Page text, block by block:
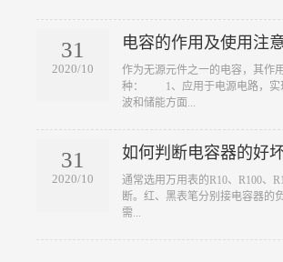
31
2020/10
电容的作用及使用注
作为无源元件之一的电容，其作
种： 1、应用于电源电路，实
波和储能方面...
31
2020/10
如何判断电容器的好
通常选用万用表的R10、R100、
断。红、黑表笔分别接电容器的
需...